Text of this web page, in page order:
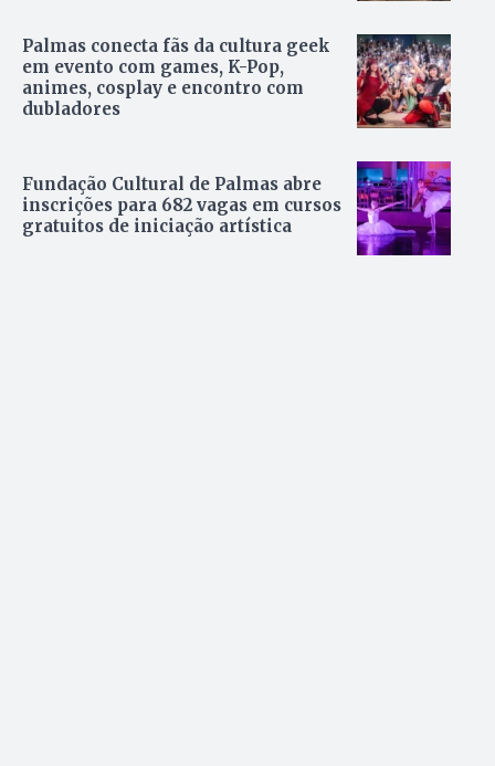
Palmas conecta fãs da cultura geek
em evento com games, K-Pop,
animes, cosplay e encontro com
dubladores
Fundação Cultural de Palmas abre
inscrições para 682 vagas em cursos
gratuitos de iniciação artística